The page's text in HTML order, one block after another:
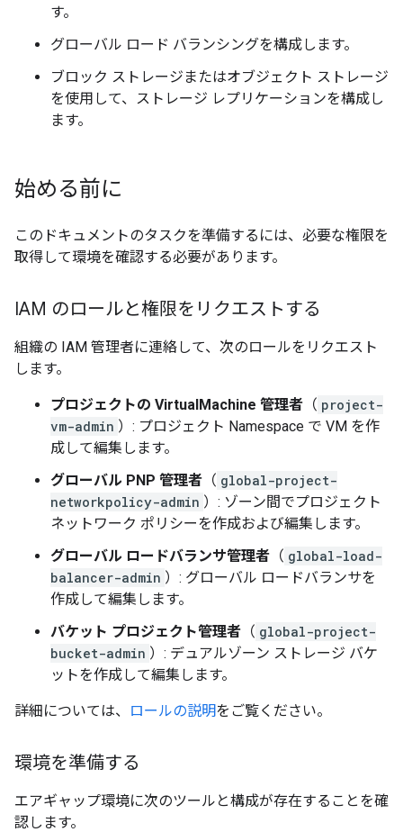
す。
グローバル ロード バランシングを構成します。
ブロック ストレージまたはオブジェクト ストレージ
を使用して、ストレージ レプリケーションを構成し
ます。
始める前に
このドキュメントのタスクを準備するには、必要な権限を
取得して環境を確認する必要があります。
IAM のロールと権限をリクエストする
組織の IAM 管理者に連絡して、次のロールをリクエスト
します。
プロジェクトの VirtualMachine 管理者 （ project-
vm-admin ）: プロジェクト Namespace で VM を作
成して編集します。
グローバル PNP 管理者 （ global-project-
networkpolicy-admin ）: ゾーン間でプロジェクト
ネットワーク ポリシーを作成および編集します。
グローバル ロードバランサ管理者 （ global-load-
balancer-admin ）: グローバル ロードバランサを
作成して編集します。
バケット プロジェクト管理者 （ global-project-
bucket-admin ）: デュアルゾーン ストレージ バケ
ットを作成して編集します。
詳細については、 ロールの説明をご覧ください。
環境を準備する
エアギャップ環境に次のツールと構成が存在することを確
認します。